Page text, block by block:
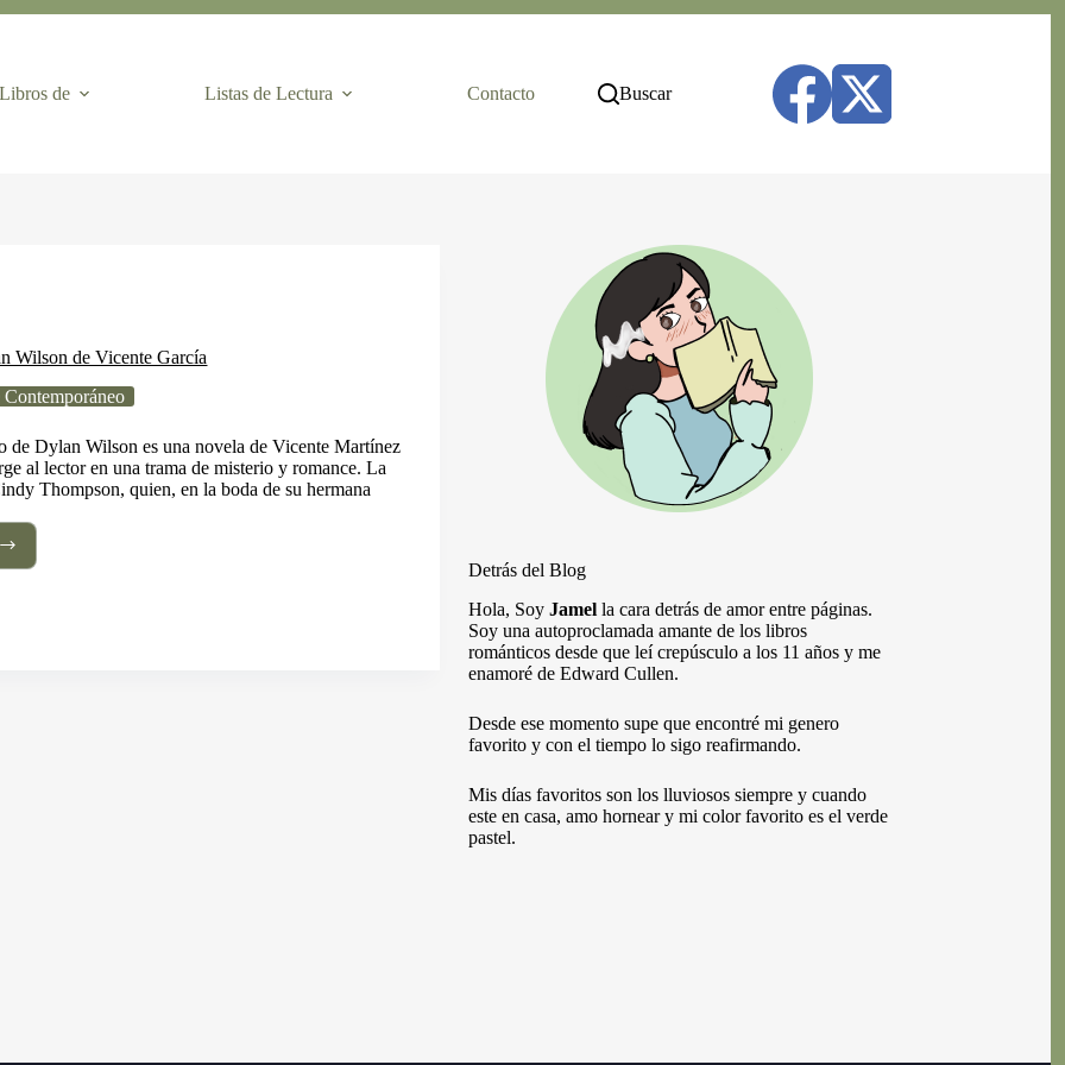
Libros de Listas de Lectura Contacto Buscar
Wilson de Vicente García
Contemporáneo
de Dylan Wilson es una novela de Vicente Martínez
al lector en una trama de misterio y romance. La
Thompson, quien, en la boda de su hermana
Detrás del Blog
Hola, Soy Jamella cara detrás de amor entre páginas.
Soy una autoproclamada amante de los libros
románticos desde que leí crepúsculo a los 11 años y me
enamoré de Edward Cullen.
Desde ese momento supe que encontré mi genero
favorito y con el tiempo lo sigo reafirmando.
Mis días favoritos son los lluviosos siempre y cuando
este en casa, amo hornear y mi color favorito es el verde
pastel.